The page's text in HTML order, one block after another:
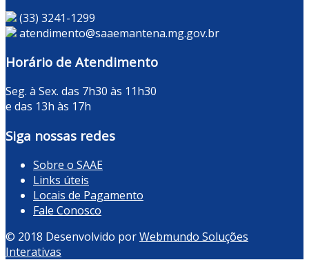
(33) 3241-1299
atendimento@saaemantena.mg.gov.br
Horário de Atendimento
Seg. à Sex. das 7h30 às 11h30
e das 13h às 17h
Siga nossas redes
Sobre o SAAE
Links úteis
Locais de Pagamento
Fale Conosco
© 2018 Desenvolvido porWebmundo Soluções
Interativas